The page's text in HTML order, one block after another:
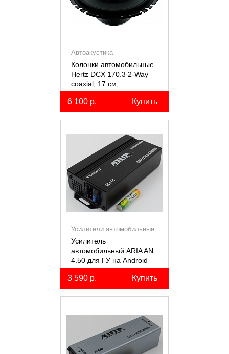
Автоакустика
Колонки автомобильные
Hertz DCX 170.3 2-Way
coaxial, 17 см,
коаксиальные
двухполосные, 2 шт.
6 100 р. Купить
Усилители автомобильные
Усилитель
автомобильный ARIA AN
4.50 для ГУ на Android
3 590 р. Купить